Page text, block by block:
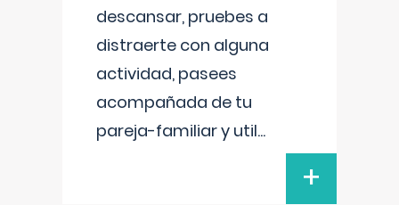
descansar, pruebes a
distraerte con alguna
actividad, pasees
acompañada de tu
pareja-familiar y util...
+